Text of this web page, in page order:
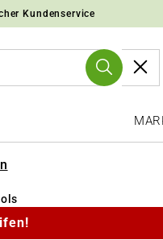
Kundenservice